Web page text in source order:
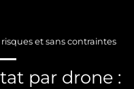
et sans contraintes
par drone :